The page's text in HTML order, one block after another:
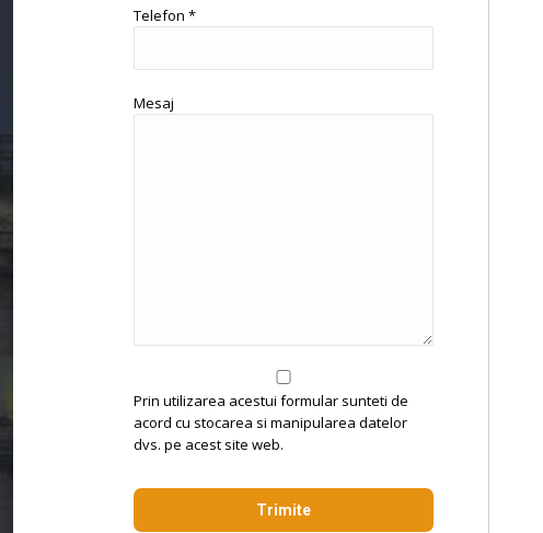
Telefon *
Mesaj
Prin utilizarea acestui formular sunteti de
acord cu stocarea si manipularea datelor
dvs. pe acest site web.